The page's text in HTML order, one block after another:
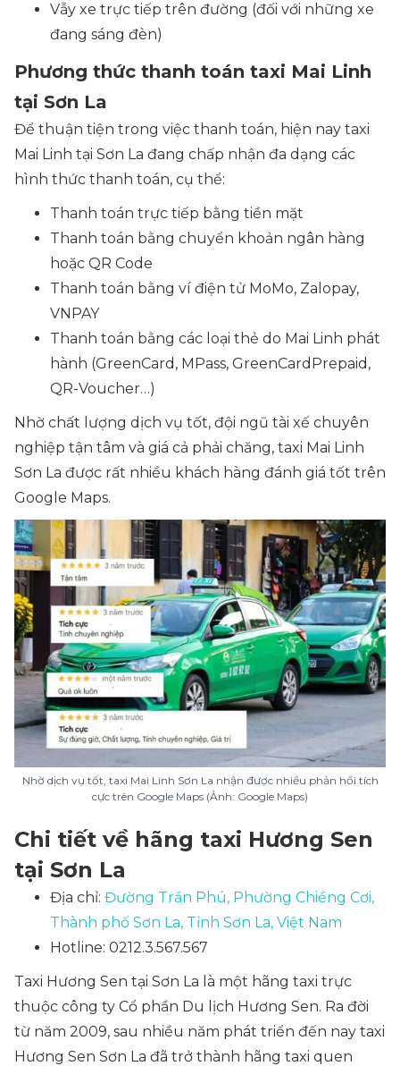
Vẫy xe trực tiếp trên đường (đối với những xe
đang sáng đèn)
Phương thức thanh toán taxi Mai Linh
tại Sơn La
Để thuận tiện trong việc thanh toán, hiện nay taxi
Mai Linh tại Sơn La đang chấp nhận đa dạng các
hình thức thanh toán, cụ thể:
Thanh toán trực tiếp bằng tiền mặt
Thanh toán bằng chuyển khoản ngân hàng
hoặc QR Code
Thanh toán bằng ví điện tử MoMo, Zalopay,
VNPAY
Thanh toán bằng các loại thẻ do Mai Linh phát
hành (GreenCard, MPass, GreenCardPrepaid,
QR-Voucher…)
Nhờ chất lượng dịch vụ tốt, đội ngũ tài xế chuyên
nghiệp tận tâm và giá cả phải chăng, taxi Mai Linh
Sơn La được rất nhiều khách hàng đánh giá tốt trên
Google Maps.
Nhờ dịch vụ tốt, taxi Mai Linh Sơn La nhận được nhiều phản hồi tích
cực trên Google Maps (Ảnh: Google Maps)
Chi tiết về hãng taxi Hương Sen
tại Sơn La
Địa chỉ: Đường Trần Phú, Phường Chiềng Cơi,
Thành phố Sơn La, Tỉnh Sơn La, Việt Nam
Hotline: 0212.3.567.567
Taxi Hương Sen tại Sơn La là một hãng taxi trực
thuộc công ty Cổ phần Du lịch Hương Sen. Ra đời
từ năm 2009, sau nhiều năm phát triển đến nay taxi
Hương Sen Sơn La đã trở thành hãng taxi quen